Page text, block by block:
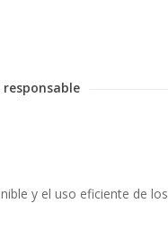
y el uso eficiente de los